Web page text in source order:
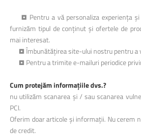
• Pentru a vă personaliza experiența și
furnizăm tipul de conținut și ofertele de
mai interesat.
• Îmbunătățirea site-ului nostru pentru a
• Pentru a trimite e-mailuri periodice
Cum protejăm informațiile dvs.?
nu utilizăm scanarea și / sau scanarea
PCI.
Oferim doar articole și informații. Nu cerem
de credit.